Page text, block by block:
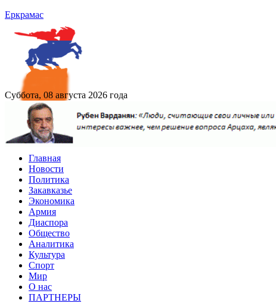
Еркрамас
Суббота, 08 августа 2026 года
Главная
Новости
Политика
Закавказье
Экономика
Армия
Диаспора
Общество
Аналитика
Культура
Спорт
Мир
О нас
ПАРТНЕРЫ